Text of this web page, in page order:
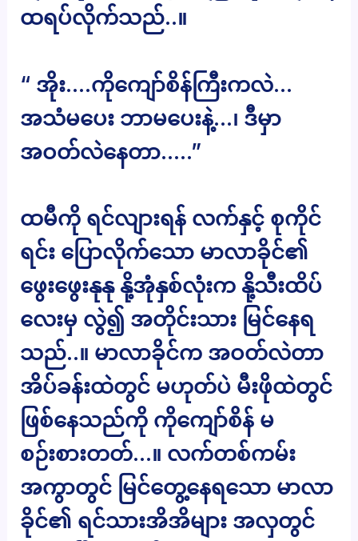
ထရပ်လိုက်သည်..။
“ အိုး….ကိုကျော်စိန်ကြီးကလဲ…
အသံမပေး ဘာမပေးနဲ့…၊ ဒီမှာ
အဝတ်လဲနေတာ…..”
ထမီကို ရင်လျားရန် လက်နှင့် စုကိုင်
ရင်း ပြောလိုက်သော မာလာခိုင်၏
ဖွေးဖွေးနုနု နို့အုံနှစ်လုံးက နို့သီးထိပ်
လေးမှ လွဲ၍ အတိုင်းသား မြင်နေရ
သည်..။ မာလာခိုင်က အဝတ်လဲတာ
အိပ်ခန်းထဲတွင် မဟုတ်ပဲ မီးဖိုထဲတွင်
ဖြစ်နေသည်ကို ကိုကျော်စိန် မ
စဉ်းစားတတ်…။ လက်တစ်ကမ်း
အကွာတွင် မြင်တွေ့နေရသော မာလာ
ခိုင်၏ ရင်သားအိအိများ အလှတွင်